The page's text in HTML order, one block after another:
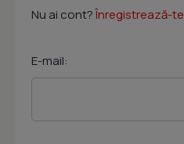
Nu ai cont?Înregistrează-te
E-mail: